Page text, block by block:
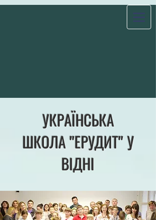
УКРАЇНСЬКА
ШКОЛА "ЕРУДИТ" У
ВІДНІ